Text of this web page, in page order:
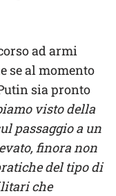
ad armi
se al momento
sia pronto
visto della
passaggio a un
finora non
del tipo di
che